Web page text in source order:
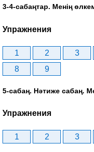
3-4-сабаңтар. Менің
Упражнения
1 2 3
8
9
5-сабаң. Нәтиже сабаң.
Упражнения
1 2 3